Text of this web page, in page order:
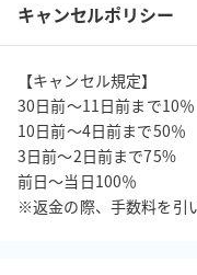
キャンセルポリシー
【キャンセル規定】
30日前〜11日前まで10％
10日前〜4日前まで50％
3日前〜2日前まで75%
前日〜当日100％
※返金の際、手数料を引